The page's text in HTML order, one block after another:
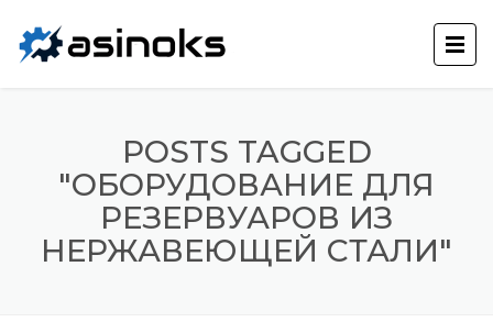
POSTS TAGGED
"ОБОРУДОВАНИЕ ДЛЯ
РЕЗЕРВУАРОВ ИЗ
НЕРЖАВЕЮЩЕЙ СТАЛИ"